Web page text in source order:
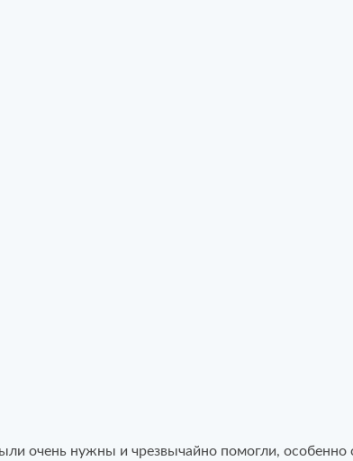
очень нужны и чрезвычайно помогли, особенно